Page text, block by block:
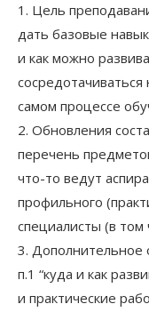
1. Цель
дать базовые
и как можно
самом процессе
2. Обновления
перечень
что-то ведут
профильного
специалисты (в том
3. Дополнительное
п.1 “куда и как
и практические